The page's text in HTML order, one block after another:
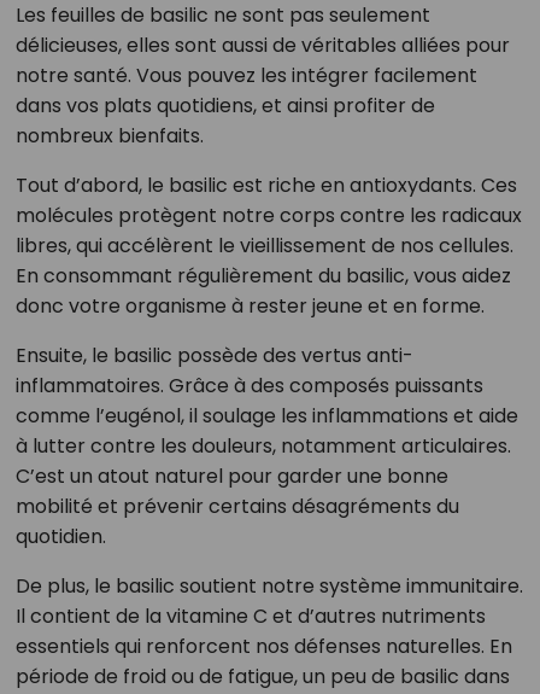
Les feuilles de basilic ne sont pas seulement
délicieuses, elles sont aussi de véritables alliées pour
notre santé. Vous pouvez les intégrer facilement
dans vos plats quotidiens, et ainsi profiter de
nombreux bienfaits.
Tout d’abord, le basilic est riche en antioxydants. Ces
molécules protègent notre corps contre les radicaux
libres, qui accélèrent le vieillissement de nos cellules.
En consommant régulièrement du basilic, vous aidez
donc votre organisme à rester jeune et en forme.
Ensuite, le basilic possède des vertus anti-
inflammatoires. Grâce à des composés puissants
comme l’eugénol, il soulage les inflammations et aide
à lutter contre les douleurs, notamment articulaires.
C’est un atout naturel pour garder une bonne
mobilité et prévenir certains désagréments du
quotidien.
De plus, le basilic soutient notre système immunitaire.
Il contient de la vitamine C et d’autres nutriments
essentiels qui renforcent nos défenses naturelles. En
période de froid ou de fatigue, un peu de basilic dans